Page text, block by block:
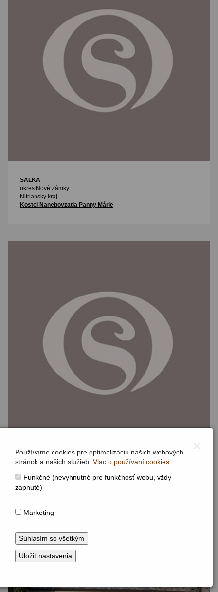
SALKA
okres Nové Zámky
Nitriansky kraj
Kostol Nanebovzatia Panny Márie
ŠALOV
Nitriansky kraj
ref. kostol
Používame cookies pre optimalizáciu našich webových
stránok a našich služieb. Viac o používaní cookies
Funkčné (nevyhnutné pre funkčnosť webu, vždy
zapnuté)
Marketing